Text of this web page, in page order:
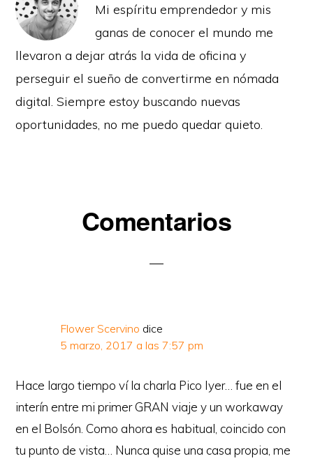
Mi espíritu emprendedor y mis
ganas de conocer el mundo me
llevaron a dejar atrás la vida de oficina y
perseguir el sueño de convertirme en nómada
digital. Siempre estoy buscando nuevas
oportunidades, no me puedo quedar quieto.
Interacciones
Comentarios
Flower Scervino dice
5 marzo, 2017 a las 7:57 pm
Hace largo tiempo ví la charla Pico Iyer… fue en el
interín entre mi primer GRAN viaje y un workaway
en el Bolsón. Como ahora es habitual, coincido con
tu punto de vista… Nunca quise una casa propia, me